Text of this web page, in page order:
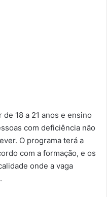
18 a 21 anos e ensino
com deficiência não
O programa terá a
com a formação, e os
onde a vaga